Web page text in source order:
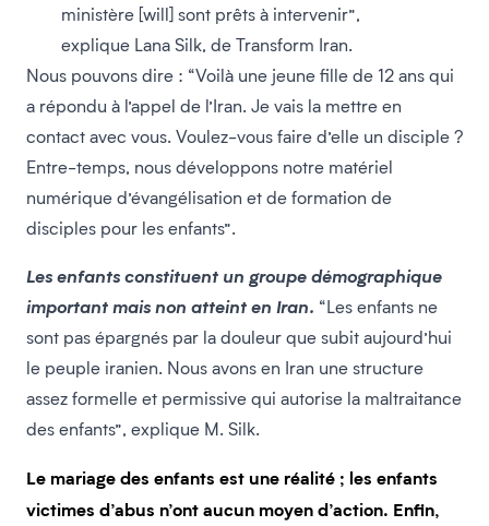
ministère [will] sont prêts à intervenir”,
explique Lana Silk, de Transform Iran.
Nous pouvons dire : “Voilà une jeune fille de 12 ans qui
a répondu à l’appel de l’Iran. Je vais la mettre en
contact avec vous. Voulez-vous faire d’elle un disciple ?
Entre-temps, nous développons notre matériel
numérique d’évangélisation et de formation de
disciples pour les enfants”.
Les enfants constituent un groupe démographique
important mais non atteint en Iran. “Les enfants ne
sont pas épargnés par la douleur que subit aujourd’hui
le peuple iranien. Nous avons en Iran une structure
assez formelle et permissive qui autorise la maltraitance
des enfants”, explique M. Silk.
Le mariage des enfants est une réalité ; les enfants
victimes d’abus n’ont aucun moyen d’action. Enfin,